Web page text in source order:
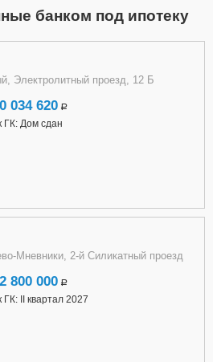
банком под ипотеку
Электролитный проезд, 12 Б
034 620 a
ГК: Дом сдан
Мневники, 2-й Силикатный проезд
800 000 a
ГК: II квартал 2027